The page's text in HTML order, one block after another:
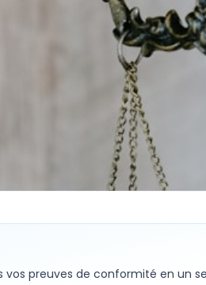
preuves de conformité en un